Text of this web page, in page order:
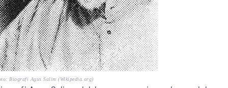
Biografi Agus Salim (Wikipedia.org)